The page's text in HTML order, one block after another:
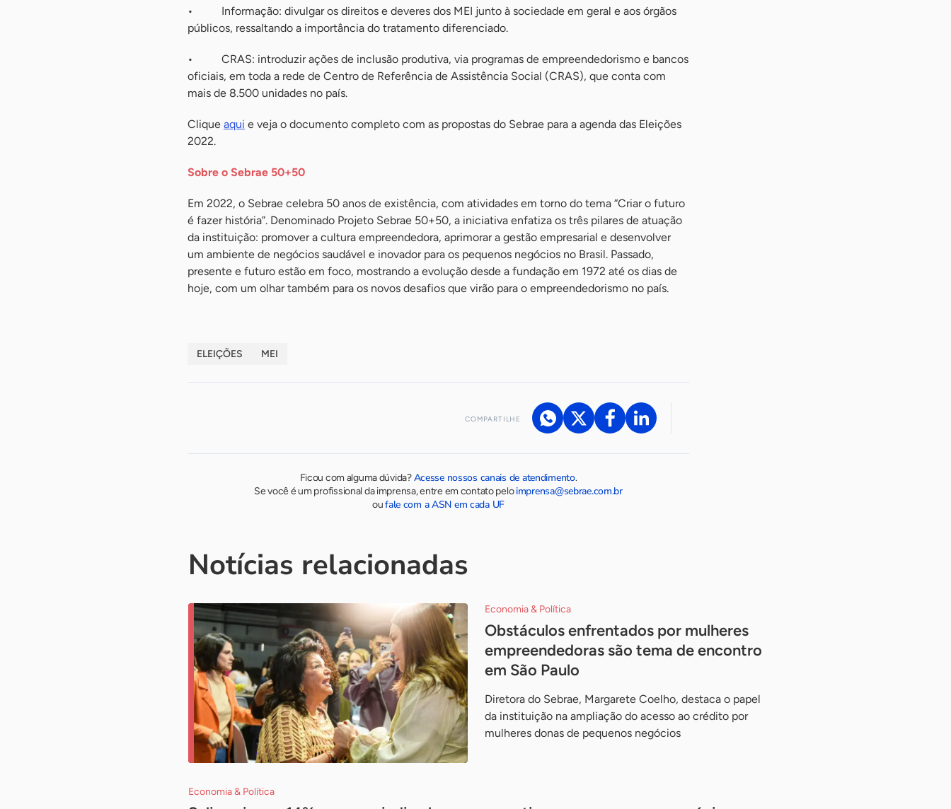
• Informação: divulgar os direitos e deveres dos MEI junto à sociedade em geral e aos órgãos
públicos, ressaltando a importância do tratamento diferenciado.
• CRAS: introduzir ações de inclusão produtiva, via programas de empreendedorismo e bancos
oficiais, em toda a rede de Centro de Referência de Assistência Social (CRAS), que conta com
mais de 8.500 unidades no país.
Clique aqui e veja o documento completo com as propostas do Sebrae para a agenda das Eleições
2022.
Sobre o Sebrae 50+50
Em 2022, o Sebrae celebra 50 anos de existência, com atividades em torno do tema “Criar o futuro
é fazer história”. Denominado Projeto Sebrae 50+50, a iniciativa enfatiza os três pilares de atuação
da instituição: promover a cultura empreendedora, aprimorar a gestão empresarial e desenvolver
um ambiente de negócios saudável e inovador para os pequenos negócios no Brasil. Passado,
presente e futuro estão em foco, mostrando a evolução desde a fundação em 1972 até os dias de
hoje, com um olhar também para os novos desafios que virão para o empreendedorismo no país.
ELEIÇÕES MEI
COMPARTILHE
Ficou com alguma dúvida?Acesse nossos canais de atendimento.
Se você é um profissional da imprensa, entre em contato peloimprensa@sebrae.com.br
oufale com a ASN em cada UF
Notícias relacionadas
Economia & Política
Obstáculos enfrentados por mulheres
empreendedoras são tema de encontro
em São Paulo
Diretora do Sebrae, Margarete Coelho, destaca o papel
da instituição na ampliação do acesso ao crédito por
mulheres donas de pequenos negócios
Economia & Política